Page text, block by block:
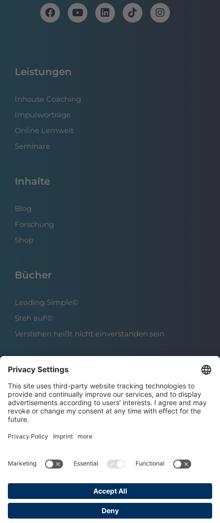
Leistungen
Inhouse Coaching
Impulsvorträge
Online Lernwelt
Seminare
Inhalte
Blog
Forschung
Shop
Bücher
Leading Simple©
Steh auf!©
Verstehen heißt nicht einverstanden sein
Über das Institut
Boris Grundl
Das Team
DatenschutzImpressumAGBs
Copyright © 2025 Grundl Institut